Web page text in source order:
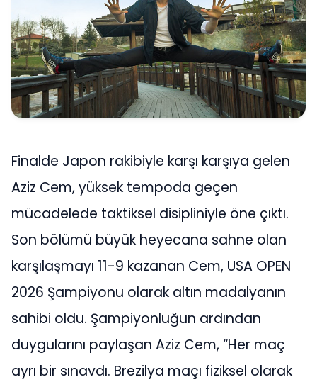
Finalde Japon rakibiyle karşı karşıya gelen
Aziz Cem, yüksek tempoda geçen
mücadelede taktiksel disipliniyle öne çıktı.
Son bölümü büyük heyecana sahne olan
karşılaşmayı 11-9 kazanan Cem, USA OPEN
2026 Şampiyonu olarak altın madalyanın
sahibi oldu. Şampiyonluğun ardından
duygularını paylaşan Aziz Cem, “Her maç
ayrı bir sınavdı. Brezilya maçı fiziksel olarak